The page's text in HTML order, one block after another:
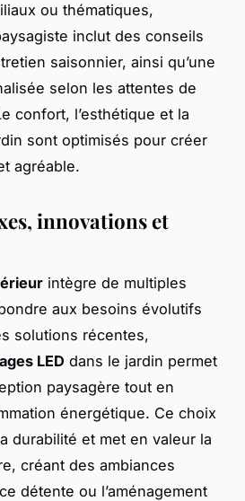
ou thématiques,
inclut des conseils
saisonnier, ainsi qu’une
selon les attentes de
confort, l’esthétique et la
sont optimisés pour créer
agréable.
innovations et
intègre de multiples
aux besoins évolutifs
solutions récentes,
LED dans le jardin permet
paysagère tout en
énergétique. Ce choix
durabilité et met en valeur la
créant des ambiances
détente ou l’aménagement